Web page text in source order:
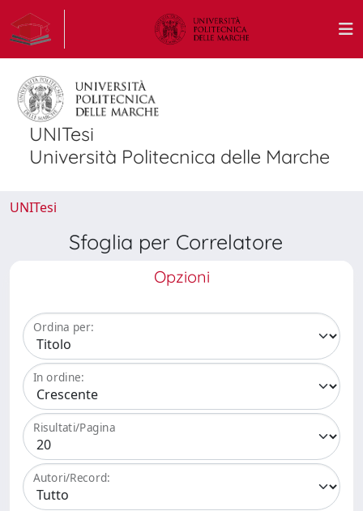
UNITesi
Università Politecnica delle Marche
UNITesi
Sfoglia per Correlatore
Opzioni
Ordina per:
In ordine:
Risultati/Pagina
Autori/Record: